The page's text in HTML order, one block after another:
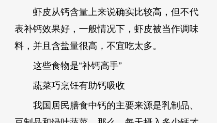
虾皮从钙含量上来说确实比较高，但不代
表补钙效果好，一般情况下，虾皮被当作调味
料，并且含盐量很高，不宜吃太多。
这些食物是“补钙高手”
蔬菜巧烹饪有助钙吸收
我国居民膳食中钙的主要来源是乳制品、